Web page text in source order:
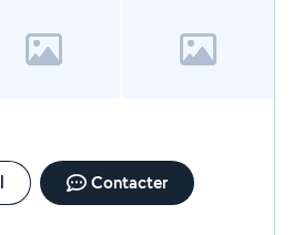
prestations. Règlement sur
nous contacter pour plus de
Contacter